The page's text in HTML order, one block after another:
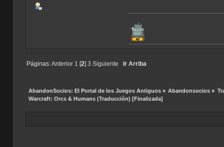
Páginas:Anterior 1 [2] 3 Siguiente Ir Arriba
AbandonSocios: El Portal de los Juegos Antiguos» Abandonsocios »
Warcraft: Orcs & Humans (Traducción) [Finalizada]